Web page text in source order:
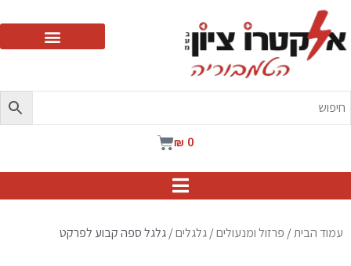
₪ 0
עגלת
עמוד הבית/ פרזול ומנעולים/גלגלים/ גלגל ספה קבוע לפרקט